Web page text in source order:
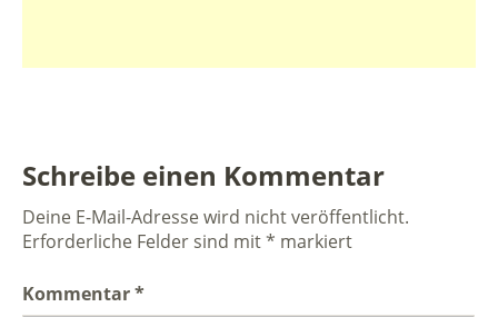
Schreibe einen Kommentar
Deine E-Mail-Adresse wird nicht veröffentlicht.
Erforderliche Felder sind mit* markiert
Kommentar*